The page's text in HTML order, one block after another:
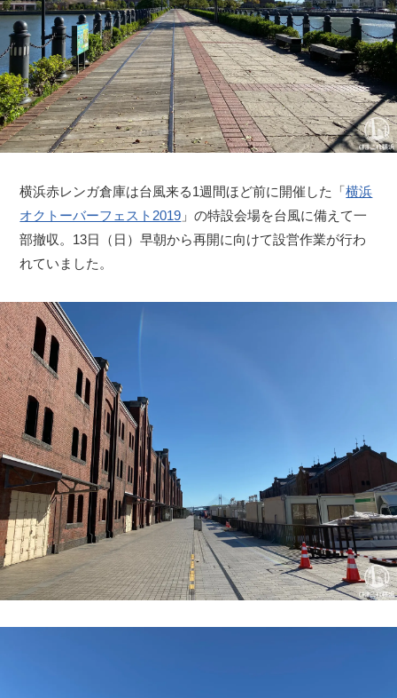
横浜赤レンガ倉庫は台風来る1週間ほど前に開催した「横浜
オクトーバーフェスト2019 」の特設会場を台風に備えて一
部撤収。13日（日）早朝から再開に向けて設営作業が行わ
れていました。